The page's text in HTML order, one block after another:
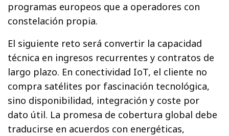
programas europeos que a operadores con
constelación propia.
El siguiente reto será convertir la capacidad
técnica en ingresos recurrentes y contratos de
largo plazo. En conectividad IoT, el cliente no
compra satélites por fascinación tecnológica,
sino disponibilidad, integración y coste por
dato útil. La promesa de cobertura global debe
traducirse en acuerdos con energéticas,